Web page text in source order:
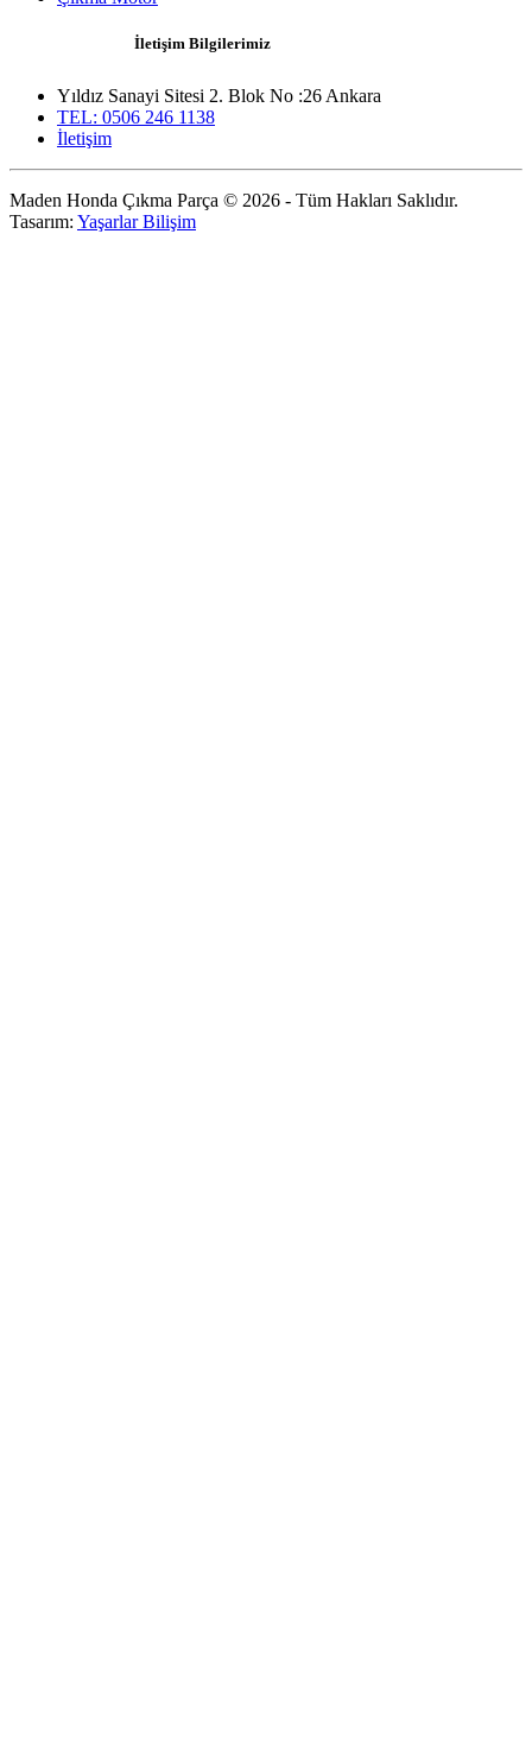
İletişim Bilgilerimiz
Yıldız Sanayi Sitesi 2. Blok No :26 Ankara
TEL: 0506 246 1138
İletişim
Maden Honda Çıkma Parça © 2026 - Tüm Hakları Saklıdır.
Tasarım: Yaşarlar Bilişim